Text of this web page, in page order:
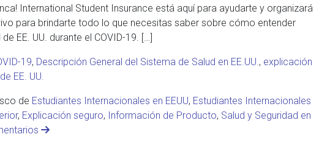
International Student Insurance está aquí para ayudarte y organizará
para brindarte todo lo que necesitas saber sobre cómo entender
EE. UU. durante el COVID-19. […]
19, Descripción General del Sistema de Salud en EE.UU., explicación
EE. UU.
de Estudiantes Internacionales en EEUU, Estudiantes Internacionales
, Explicación seguro, Información de Producto, Salud y Seguridad en